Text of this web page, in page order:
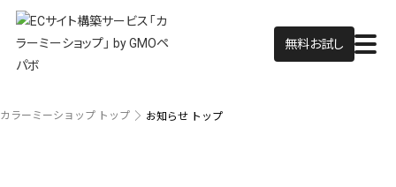
無料お試し
カラーミーショップ トップ お知らせ トップ